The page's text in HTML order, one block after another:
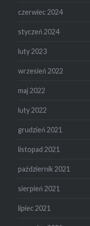
czerwiec 2024
styczeń 2024
luty 2023
wrzesień 2022
maj 2022
luty 2022
grudzień 2021
listopad 2021
październik 2021
sierpień 2021
lipiec 2021